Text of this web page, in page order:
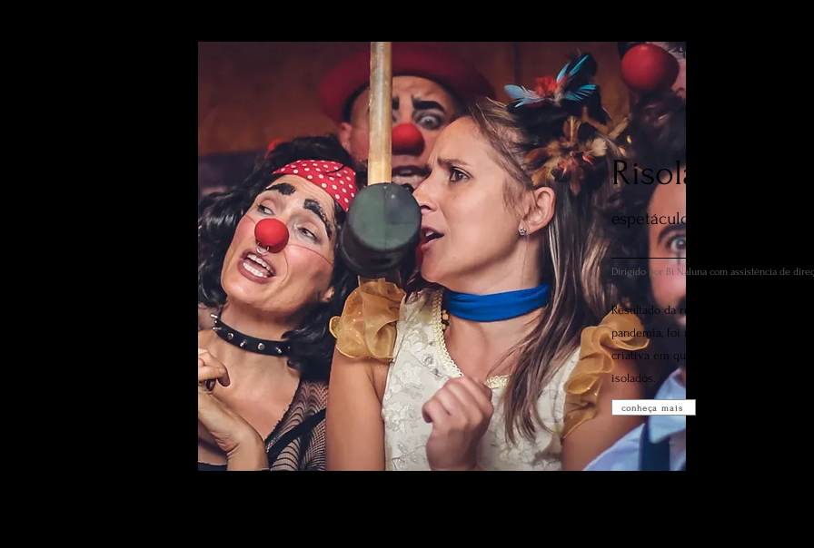
Resultado da reinvenção exigida pelo
pandemia, foi realizado durante um
criativa em que 09 artistas, músicos e
isolados.
Risolamento
espetáculo virtual
Dirigido por Bi Naluna com assistência de
conheça mais